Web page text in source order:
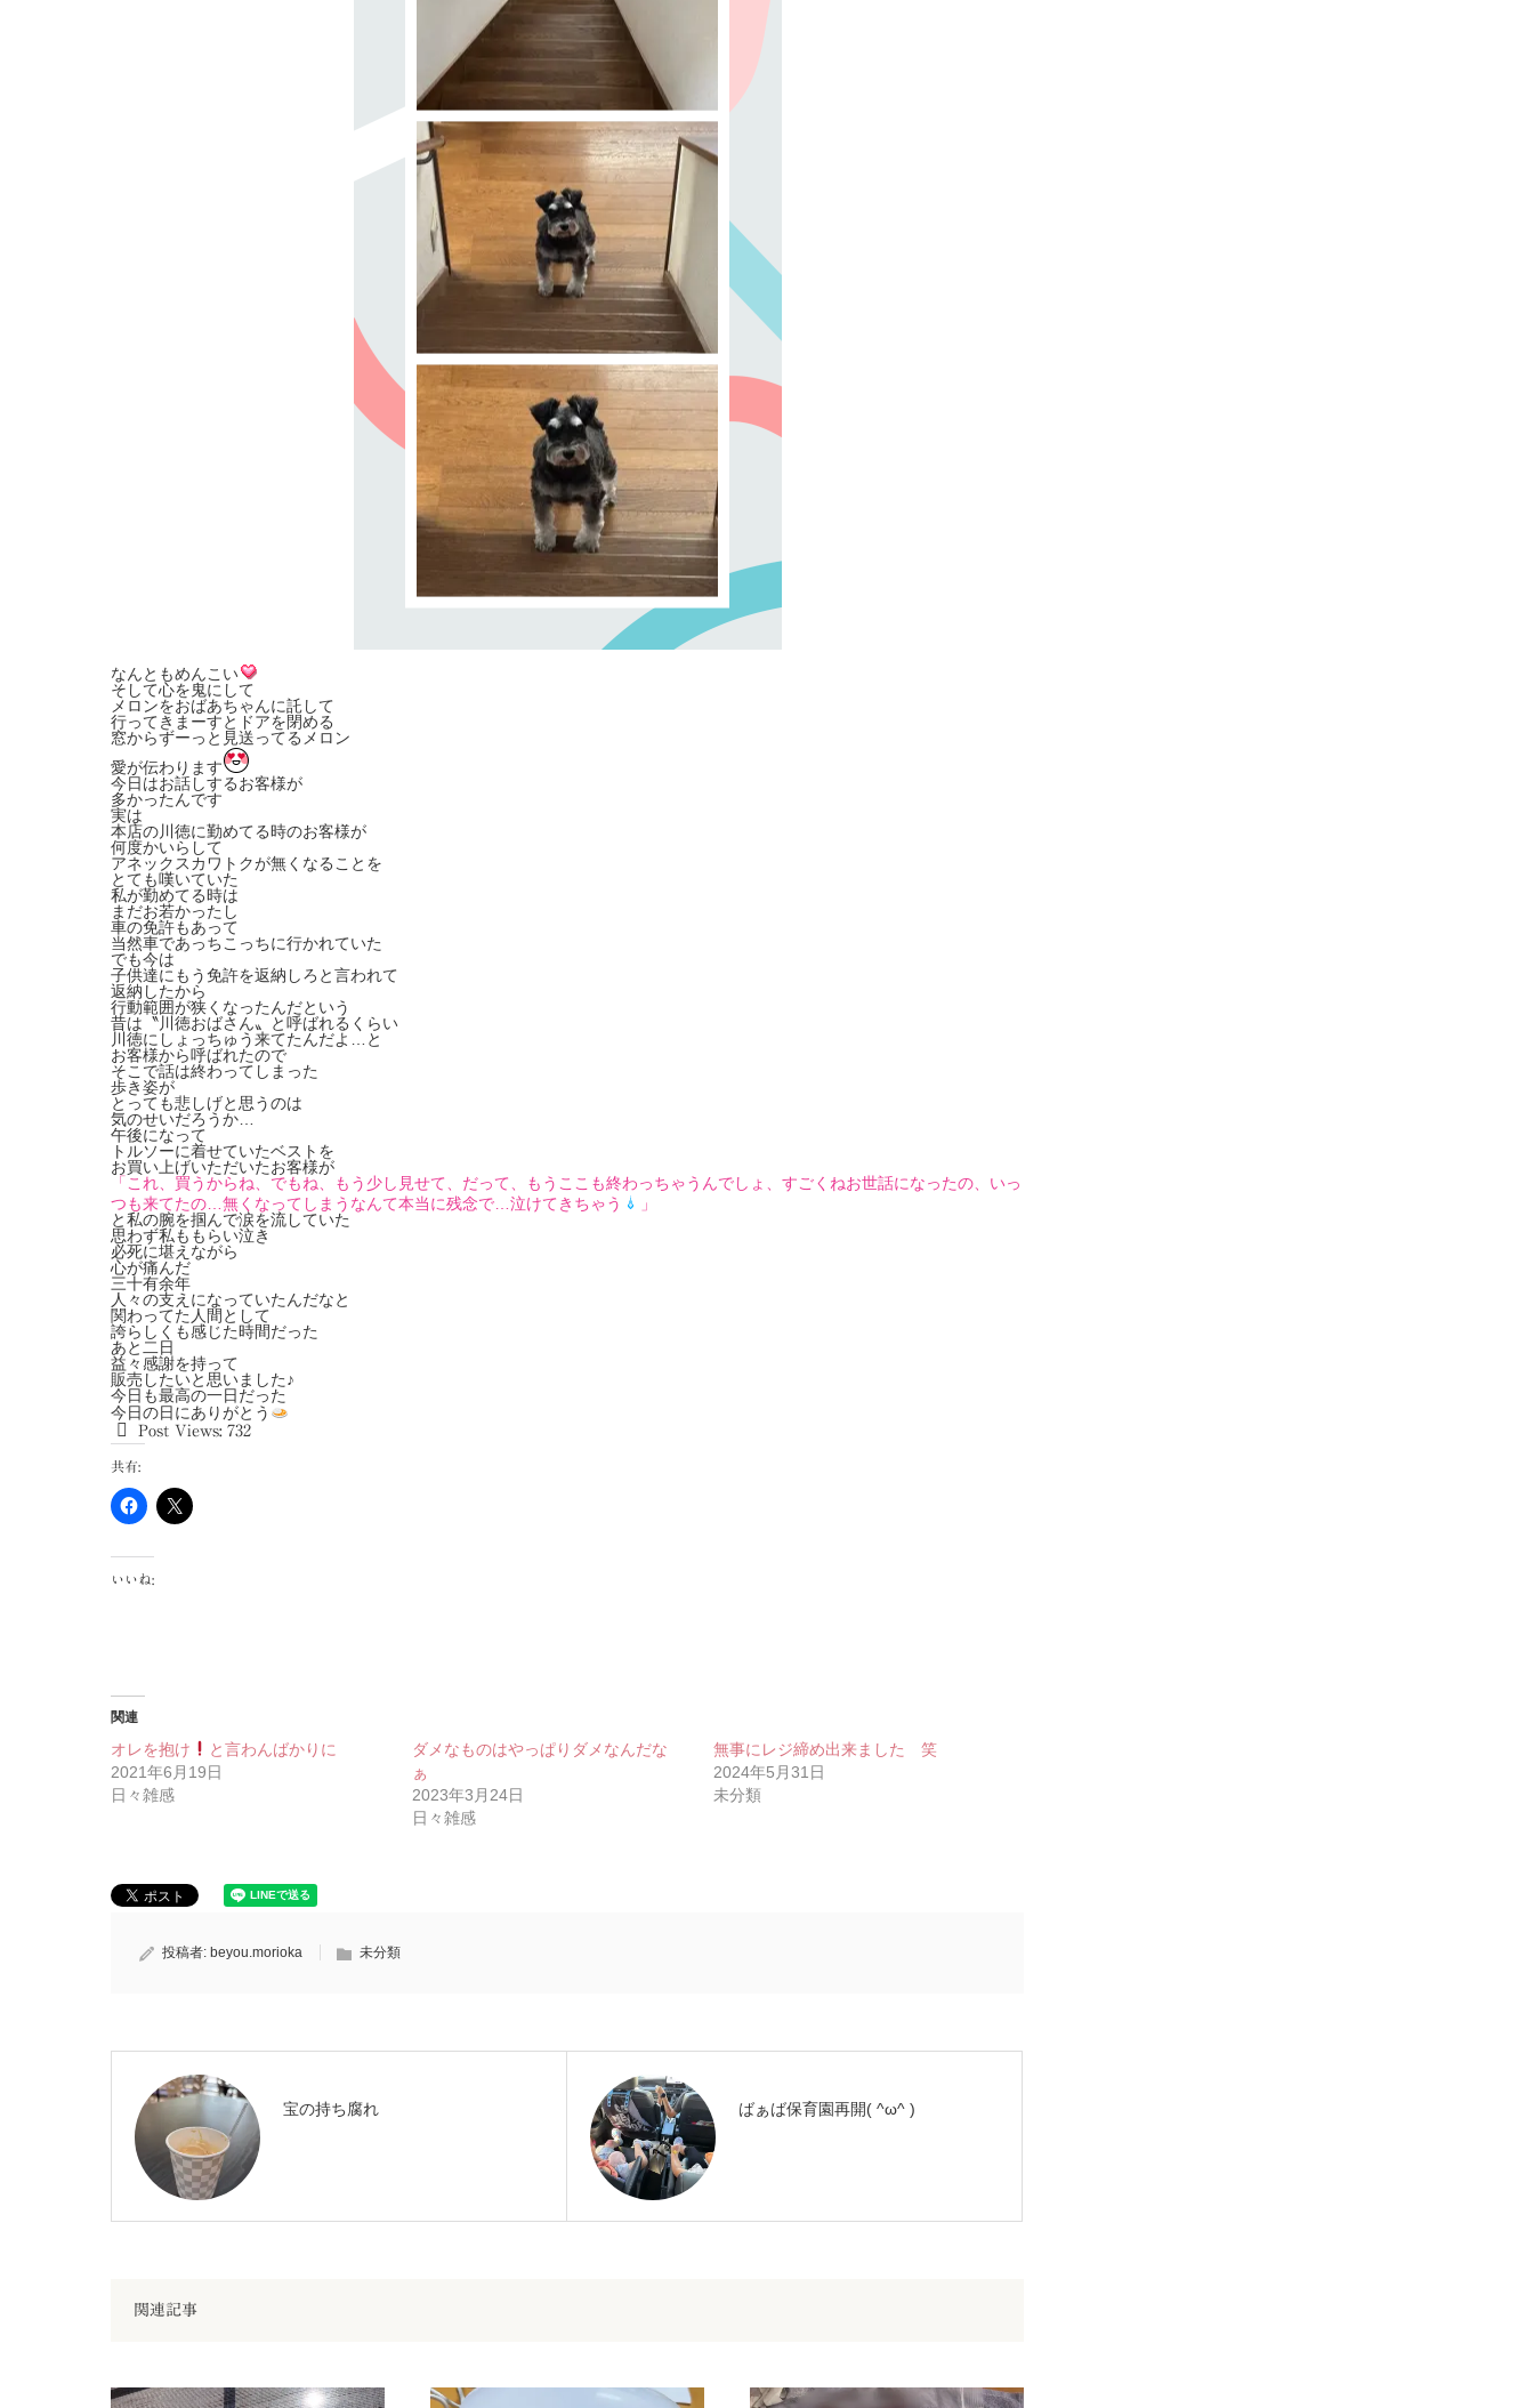
なんともめんこい
そして心を鬼にして
メロンをおばあちゃんに託して
行ってきまーすとドアを閉める
窓からずーっと見送ってるメロン
愛が伝わります
今日はお話しするお客様が
多かったんです
実は
本店の川徳に勤めてる時のお客様が
何度かいらして
アネックスカワトクが無くなることを
とても嘆いていた
私が勤めてる時は
まだお若かったし
車の免許もあって
当然車であっちこっちに行かれていた
でも今は
子供達にもう免許を返納しろと言われて
返納したから
行動範囲が狭くなったんだという
昔は〝川徳おばさん〟と呼ばれるくらい
川徳にしょっちゅう来てたんだよ…と
お客様から呼ばれたので
そこで話は終わってしまった
歩き姿が
とっても悲しげと思うのは
気のせいだろうか…
午後になって
トルソーに着せていたベストを
お買い上げいただいたお客様が
「これ、買うからね、でもね、もう少し見せて、だって、もうここも終わっちゃうんでしょ、すごくねお世話になったの、いっ
つも来てたの…無くなってしまうなんて本当に残念で…泣けてきちゃう
」
と私の腕を掴んで涙を流していた
思わず私ももらい泣き
必死に堪えながら
心が痛んだ
三十有余年
人々の支えになっていたんだなと
関わってた人間として
誇らしくも感じた時間だった
あと二日
益々感謝を持って
販売したいと思いました♪
今日も最高の一日だった
今日の日にありがとう
Post Views: 732
共有:
いいね:
関連
オレを抱け
と言わんばかりに
2021年6月19日
日々雑感
ダメなものはやっぱりダメなんだな
ぁ
2023年3月24日
日々雑感
無事にレジ締め出来ました 笑
2024年5月31日
未分類
投稿者: beyou.morioka 未分類
宝の持ち腐れ ばぁば保育園再開( ^ω^ )
関連記事